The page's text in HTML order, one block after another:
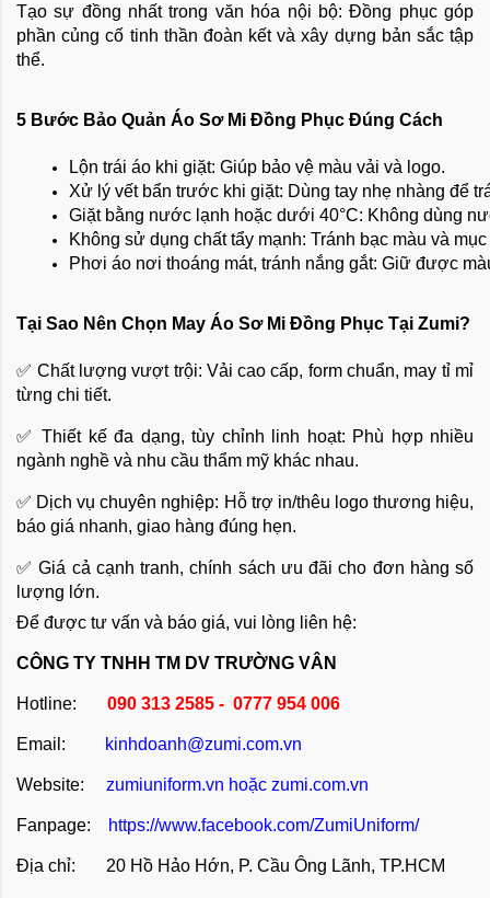
Tạo sự đồng nhất trong văn hóa nội bộ: Đồng phục góp
phần củng cố tinh thần đoàn kết và xây dựng bản sắc tập
thể.
5 Bước Bảo Quản Áo Sơ Mi Đồng Phục Đúng Cách
Lộn trái áo khi giặt: Giúp bảo vệ màu vải và logo.
Xử lý vết bẩn trước khi giặt: Dùng tay nhẹ nhàng để
Giặt bằng nước lạnh hoặc dưới 40°C: Không dùng
Không sử dụng chất tẩy mạnh: Tránh bạc màu và
Phơi áo nơi thoáng mát, tránh nắng gắt: Giữ được
Tại Sao Nên Chọn May Áo Sơ Mi Đồng Phục Tại Zumi?
✅ Chất lượng vượt trội: Vải cao cấp, form chuẩn, may tỉ mỉ
từng chi tiết.
✅ Thiết kế đa dạng, tùy chỉnh linh hoạt: Phù hợp nhiều
ngành nghề và nhu cầu thẩm mỹ khác nhau.
✅ Dịch vụ chuyên nghiệp: Hỗ trợ in/thêu logo thương hiệu,
báo giá nhanh, giao hàng đúng hẹn.
✅ Giá cả cạnh tranh, chính sách ưu đãi cho đơn hàng số
lượng lớn.
Để được tư vấn và báo giá, vui lòng liên hệ:
CÔNG TY TNHH TM DV TRƯỜNG VÂN
Hotline: 090 313 2585 - 0777 954 006
Email: kinhdoanh@zumi.com.vn
Website: zumiuniform.vn hoặc zumi.com.vn
Fanpage: https://www.facebook.com/ZumiUniform/
Địa chỉ: 20 Hồ Hảo Hớn, P. Cầu Ông Lãnh, TP.HCM